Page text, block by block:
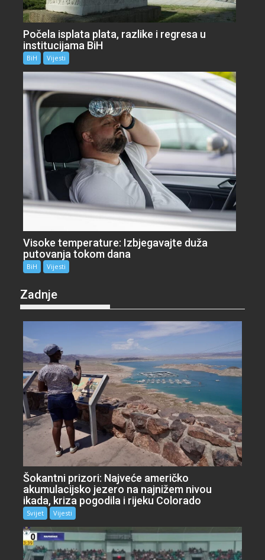
Počela isplata plata, razlike i regresa u
institucijama BiH
BiH Vijesti
Visoke temperature: Izbjegavajte duža
putovanja tokom dana
BiH Vijesti
Zadnje
Šokantni prizori: Najveće američko
akumulacijsko jezero na najnižem nivou
ikada, kriza pogodila i rijeku Colorado
Svijet Vijesti